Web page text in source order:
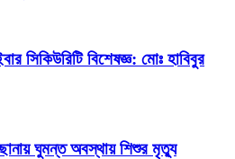
সিকিউরিটি বিশেষজ্ঞ: মোঃ হাবিবুর
ঘুমন্ত অবস্থায় শিশুর মৃত্যু